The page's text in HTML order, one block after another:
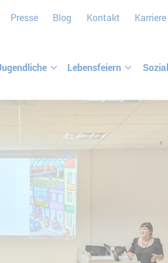
Presse Blog Kontakt Karriere
Lebensfeiern